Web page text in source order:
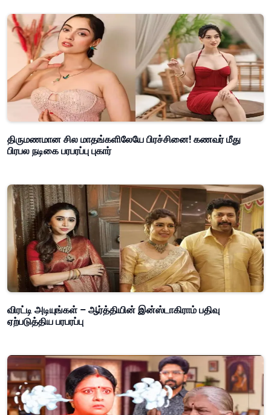
திருமணமான சில மாதங்களிலேயே பிரச்சினை! கணவர் மீது
பிரபல நடிகை பரபரப்பு புகார்
விரட்டி அடியுங்கள் – ஆர்த்தியின் இன்ஸ்டாகிராம் பதிவு
ஏற்படுத்திய பரபரப்பு